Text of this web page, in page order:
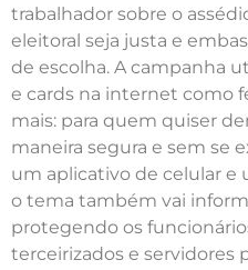
trabalhador sobre o
eleitoral seja justa e
de escolha. A campanha
e cards na internet como
mais: para quem quiser
maneira segura e sem se
um aplicativo de celular e
o tema também vai
protegendo os
terceirizados e servidores